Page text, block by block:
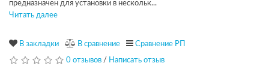
предназначен для установки в нескольк...
Читать далее
В закладки В сравнение Сравнение РП
0 отзывов / Написать отзыв